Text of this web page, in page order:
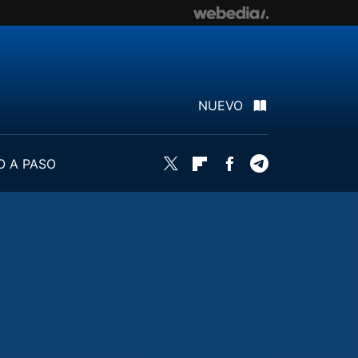
NUEVO
A PASO
Twitter FlipboardFacebook